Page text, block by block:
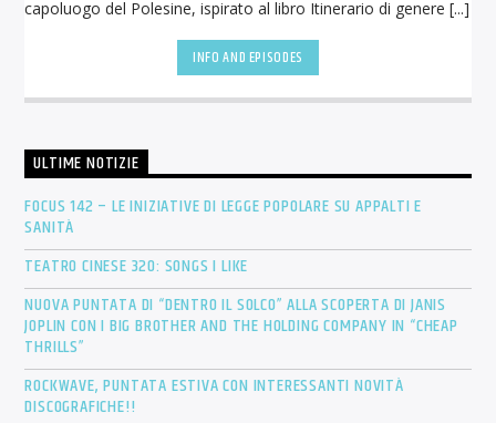
capoluogo del Polesine, ispirato al libro Itinerario di genere [...]
INFO AND EPISODES
ULTIME NOTIZIE
FOCUS 142 – LE INIZIATIVE DI LEGGE POPOLARE SU APPALTI E
SANITÀ
TEATRO CINESE 320: SONGS I LIKE
NUOVA PUNTATA DI “DENTRO IL SOLCO” ALLA SCOPERTA DI JANIS
JOPLIN CON I BIG BROTHER AND THE HOLDING COMPANY IN “CHEAP
THRILLS”
ROCKWAVE, PUNTATA ESTIVA CON INTERESSANTI NOVITÀ
DISCOGRAFICHE!!